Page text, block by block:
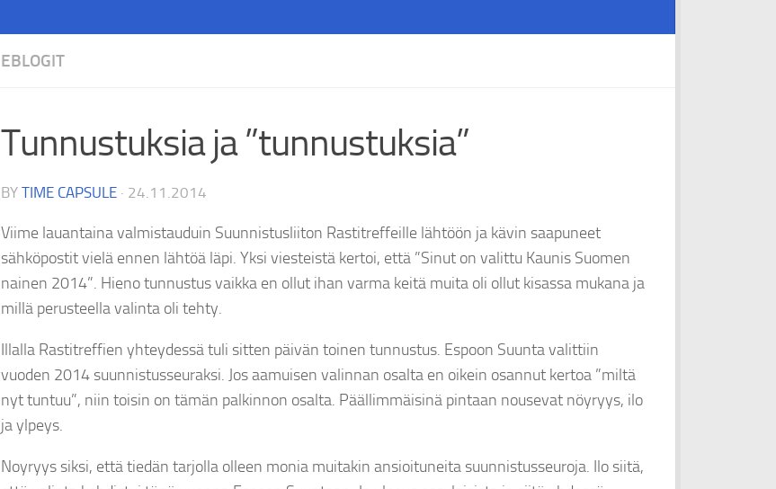
EBLOGIT
Tunnustuksia ja ”tunnustuksia”
BY TIME CAPSULE · 24.11.2014
Viime lauantaina valmistauduin Suunnistusliiton Rastitreffeille lähtöön ja kävin saapuneet
sähköpostit vielä ennen lähtöä läpi. Yksi viesteistä kertoi, että ”Sinut on valittu Kaunis Suomen
nainen 2014”. Hieno tunnustus vaikka en ollut ihan varma keitä muita oli ollut kisassa mukana ja
millä perusteella valinta oli tehty.
Illalla Rastitreffien yhteydessä tuli sitten päivän toinen tunnustus. Espoon Suunta valittiin
vuoden 2014 suunnistusseuraksi. Jos aamuisen valinnan osalta en oikein osannut kertoa ”miltä
nyt tuntuu”, niin toisin on tämän palkinnon osalta. Päällimmäisinä pintaan nousevat nöyryys, ilo
ja ylpeys.
Noyryys siksi, että tiedän tarjolla olleen monia muitakin ansioituneita suunnistusseuroja. Ilo siitä,